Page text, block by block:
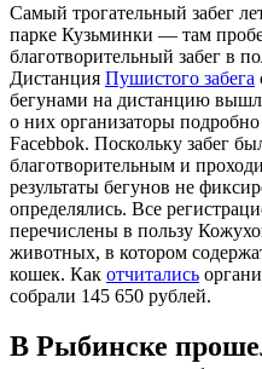
Самый трогательный забег
парке Кузьминки — там
благотворительный забег в
Дистанция Пушистого забега
бегунами на дистанцию
о них организаторы подробно
Facebbok. Поскольку забег
благотворительным и
результаты бегунов не
определялись. Все
перечислены в пользу
животных, в котором
кошек. Как отчитались
собрали 145 650 рублей.
В Рыбинске